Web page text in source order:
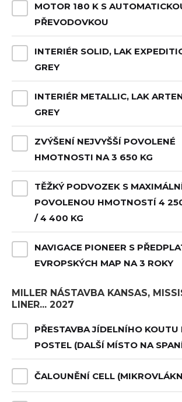
MOTOR 180 K S
PŘEVODOVKOU
INTERIÉR SOLID, LAK
GREY
INTERIÉR METALLIC, LAK
GREY
ZVÝŠENÍ NEJVYŠŠÍ POVOLENÉ
HMOTNOSTI NA 3 650 KG
TĚŽKÝ PODVOZEK S
POVOLENOU HMOTNOSTÍ 4
/ 4 400 KG
NAVIGACE PIONEER S
EVROPSKÝCH MAP NA 3 ROKY
MILLER NÁSTAVBA KANSAS,
LINER... 2027
PŘESTAVBA JÍDELNÍHO KOUTU
POSTEL (DALŠÍ MÍSTO NA
ČALOUNĚNÍ CELL